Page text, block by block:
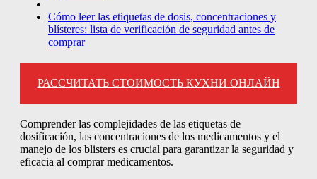
Cómo leer las etiquetas de dosis, concentraciones y
blísteres: lista de verificación de seguridad antes de
comprar
РАССЧИТАТЬ СТОИМОСТЬ КУХНИ ОНЛАЙН
Comprender las complejidades de las etiquetas de
dosificación, las concentraciones de los medicamentos y el
manejo de los blisters es crucial para garantizar la seguridad y
eficacia al comprar medicamentos.